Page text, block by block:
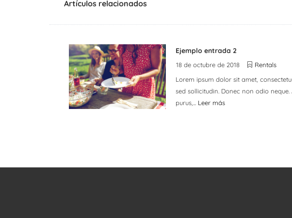
Artículos relacionados
Ejemplo entrada 2
18 de octubre de 2018
Rentals
Lorem ipsum dolor sit amet,
sed sollicitudin. Donec non odio
purus,... Leer más